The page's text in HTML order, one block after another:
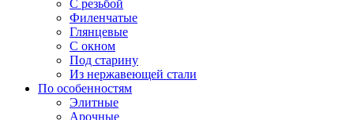
С резьбой
Филенчатые
Глянцевые
С окном
Под старину
Из нержавеющей стали
По особенностям
Элитные
Арочные